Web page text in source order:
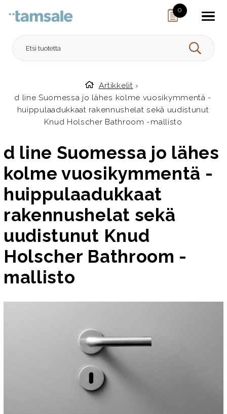
0
HAE
Etusivulle
Artikkelit ›
d line Suomessa jo lähes kolme vuosikymmentä -
huippulaadukkaat rakennushelat sekä uudistunut
Knud Holscher Bathroom -mallisto
d line Suomessa jo lähes
kolme vuosikymmentä -
huippulaadukkaat
rakennushelat sekä
uudistunut Knud
Holscher Bathroom -
mallisto